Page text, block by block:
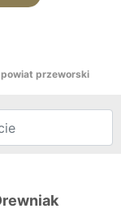
powiat przeworski